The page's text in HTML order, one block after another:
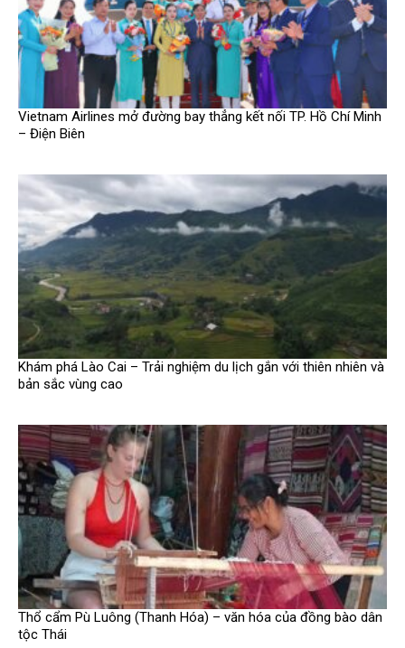
Vietnam Airlines mở đường bay thẳng kết nối TP. Hồ Chí Minh
– Điện Biên
Khám phá Lào Cai – Trải nghiệm du lịch gắn với thiên nhiên và
bản sắc vùng cao
Thổ cẩm Pù Luông (Thanh Hóa) – văn hóa của đồng bào dân
tộc Thái